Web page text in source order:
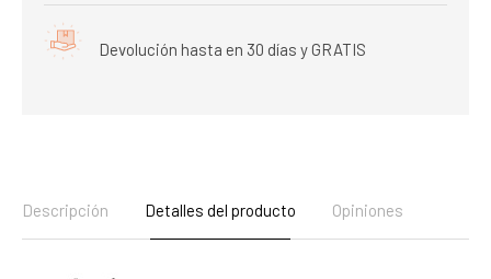
Devolución hasta en 30 días y GRATIS
Descripción Detalles del producto Opiniones